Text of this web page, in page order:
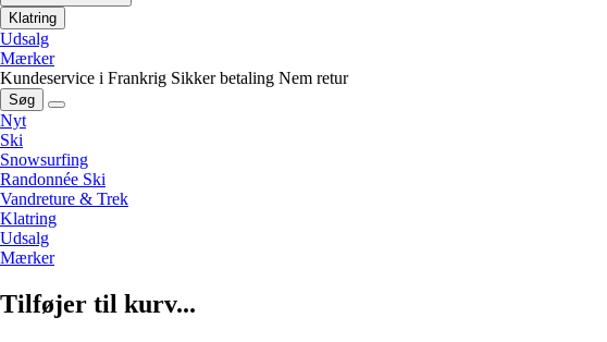
Klatring
Udsalg
Mærker
Kundeservice i Frankrig Sikker betaling Nem retur
Søg
Nyt
Ski
Snowsurfing
Randonnée Ski
Vandreture & Trek
Klatring
Udsalg
Mærker
Tilføjer til kurv...